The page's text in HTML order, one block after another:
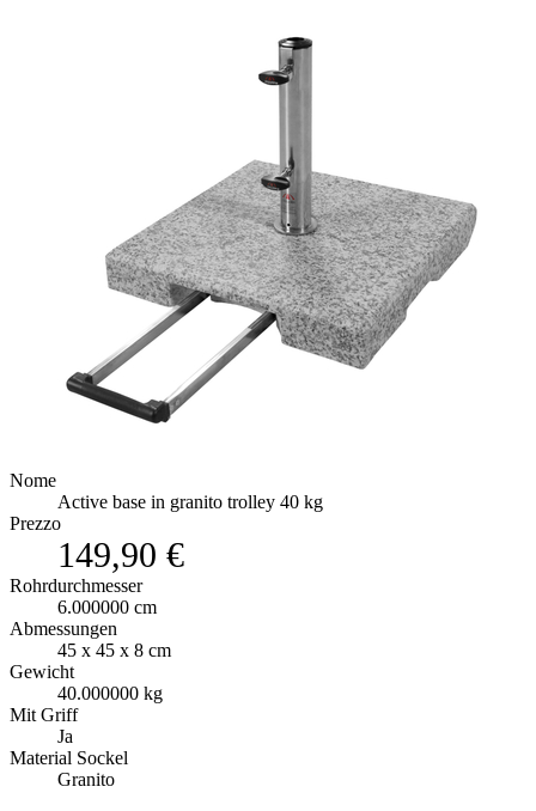
Nome
Active base in granito trolley 40 kg
Prezzo
149,90 €
Rohrdurchmesser
6.000000 cm
Abmessungen
45 x 45 x 8 cm
Gewicht
40.000000 kg
Mit Griff
Ja
Material Sockel
Granito